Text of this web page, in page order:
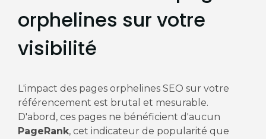
orphelines sur votre
visibilité
L'impact des pages orphelines SEO sur votre
référencement est brutal et mesurable.
D'abord, ces pages ne bénéficient d'aucun
PageRank, cet indicateur de popularité que